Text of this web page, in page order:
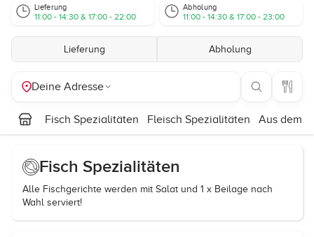
Lieferung
11:00 - 14:30 & 17:00 - 22:00
Abholung
11:00 - 14:30 & 17:00 - 23:00
Lieferung Abholung
Deine Adresse
Fisch Spezialitäten Fleisch Spezialitäten Aus dem
Fisch Spezialitäten
Alle Fischgerichte werden mit Salat und 1 x Beilage nach
Wahl serviert!